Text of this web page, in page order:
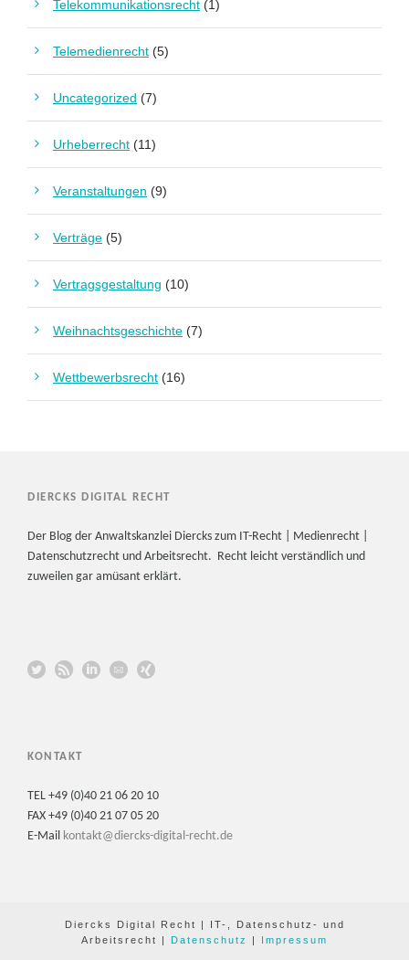
Telekommunikationsrecht (1)
Telemedienrecht (5)
Uncategorized (7)
Urheberrecht (11)
Veranstaltungen (9)
Verträge (5)
Vertragsgestaltung (10)
Weihnachtsgeschichte (7)
Wettbewerbsrecht (16)
DIERCKS DIGITAL RECHT
Der Blog der Anwaltskanzlei Diercks zum IT-Recht | Medienrecht |
Datenschutzrecht und Arbeitsrecht. Recht leicht verständlich und
zuweilen gar amüsant erklärt.
KONTAKT
TEL +49 (0)40 21 06 20 10
FAX +49 (0)40 21 07 05 20
E-Mail kontakt@diercks-digital-recht.de
Diercks Digital Recht | IT-, Datenschutz- und
Arbeitsrecht | Datenschutz | Impressum